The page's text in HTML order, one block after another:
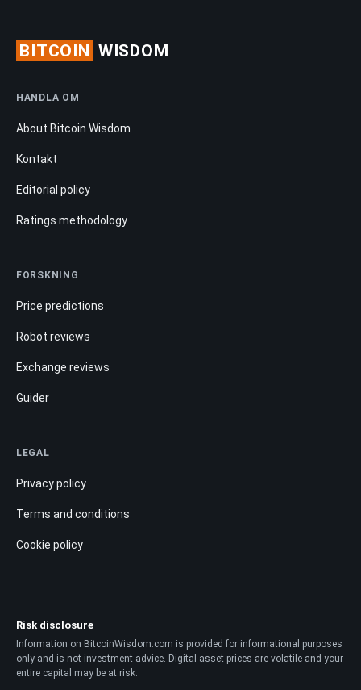
BITCOIN WISDOM
HANDLA OM
About Bitcoin Wisdom
Kontakt
Editorial policy
Ratings methodology
FORSKNING
Price predictions
Robot reviews
Exchange reviews
Guider
LEGAL
Privacy policy
Terms and conditions
Cookie policy
Risk disclosure
Information on BitcoinWisdom.com is provided for informational purposes
only and is not investment advice. Digital asset prices are volatile and your
entire capital may be at risk.